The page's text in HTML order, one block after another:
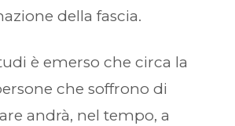
della fascia.
è emerso che circa la
che soffrono di
andrà, nel tempo, a